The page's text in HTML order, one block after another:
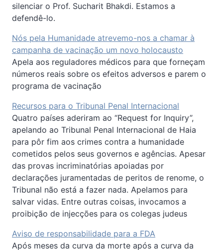
silenciar o Prof. Sucharit Bhakdi. Estamos a
defendê-lo.
Nós pela Humanidade atrevemo-nos a chamar à
campanha de vacinação um novo holocausto
Apela aos reguladores médicos para que forneçam
números reais sobre os efeitos adversos e parem o
programa de vacinação
Recursos para o Tribunal Penal Internacional
Quatro países aderiram ao “Request for Inquiry”,
apelando ao Tribunal Penal Internacional de Haia
para pôr fim aos crimes contra a humanidade
cometidos pelos seus governos e agências. Apesar
das provas incriminatórias apoiadas por
declarações juramentadas de peritos de renome, o
Tribunal não está a fazer nada. Apelamos para
salvar vidas. Entre outras coisas, invocamos a
proibição de injecções para os colegas judeus
Aviso de responsabilidade para a FDA
Após meses da curva da morte após a curva da